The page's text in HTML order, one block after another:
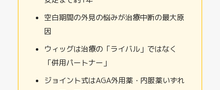
空白期間の外見の悩みが治療中断の最大原
因
ウィッグは治療の「ライバル」ではなく
「併用パートナー」
ジョイント式はAGA外用薬・内服薬いずれ